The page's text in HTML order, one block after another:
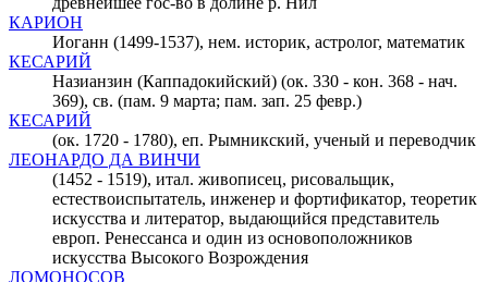
КАРИОН
Иоганн (1499-1537), нем. историк, астролог, математик
КЕСАРИЙ
Назианзин (Каппадокийский) (ок. 330 - кон. 368 - нач.
369), св. (пам. 9 марта; пам. зап. 25 февр.)
КЕСАРИЙ
(ок. 1720 - 1780), еп. Рымникский, ученый и переводчик
ЛЕОНАРДО ДА ВИНЧИ
(1452 - 1519), итал. живописец, рисовальщик,
естествоиспытатель, инженер и фортификатор, теоретик
искусства и литератор, выдающийся представитель
европ. Ренессанса и один из основоположников
искусства Высокого Возрождения
ЛОМОНОСОВ